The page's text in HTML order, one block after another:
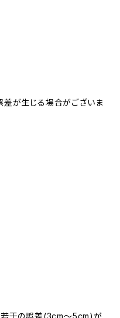
が生じる場合がございま
若干の誤差(3cm〜5cm)が